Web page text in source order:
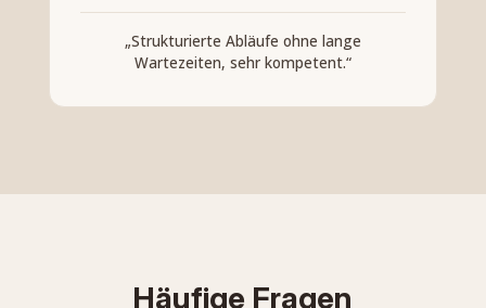
„Strukturierte Abläufe ohne lange
Wartezeiten, sehr kompetent.“
Häufige Fragen